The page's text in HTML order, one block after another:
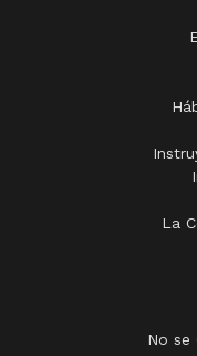
La
No se